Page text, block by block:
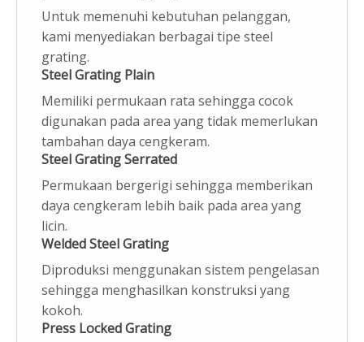
Untuk memenuhi kebutuhan pelanggan,
kami menyediakan berbagai tipe steel
grating.
Steel Grating Plain
Memiliki permukaan rata sehingga cocok
digunakan pada area yang tidak memerlukan
tambahan daya cengkeram.
Steel Grating Serrated
Permukaan bergerigi sehingga memberikan
daya cengkeram lebih baik pada area yang
licin.
Welded Steel Grating
Diproduksi menggunakan sistem pengelasan
sehingga menghasilkan konstruksi yang
kokoh.
Press Locked Grating